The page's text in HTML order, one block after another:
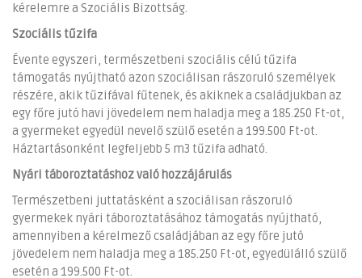
kérelemre a Szociális Bizottság.
Szociális tűzifa
Évente egyszeri, természetbeni szociális célú tűzifa
támogatás nyújtható azon szociálisan rászoruló személyek
részére, akik tűzifával fűtenek, és akiknek a családjukban az
egy főre jutó havi jövedelem nem haladja meg a 185.250 Ft-ot,
a gyermeket egyedül nevelő szülő esetén a 199.500 Ft-ot.
Háztartásonként legfeljebb 5 m3 tűzifa adható.
Nyári táboroztatáshoz való hozzájárulás
Természetbeni juttatásként a szociálisan rászoruló
gyermekek nyári táboroztatásához támogatás nyújtható,
amennyiben a kérelmező családjában az egy főre jutó
jövedelem nem haladja meg a 185.250 Ft-ot, egyedülálló szülő
esetén a 199.500 Ft-ot.